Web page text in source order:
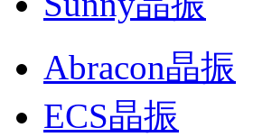
Abracon晶振
ECS晶振